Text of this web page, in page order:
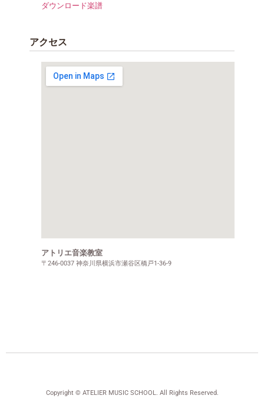
ダウンロード楽譜
アクセス
アトリエ音楽教室
〒246-0037 神奈川県横浜市瀬谷区橋戸1-36-9
Copyright © ATELIER MUSIC SCHOOL. All Rights Reserved.